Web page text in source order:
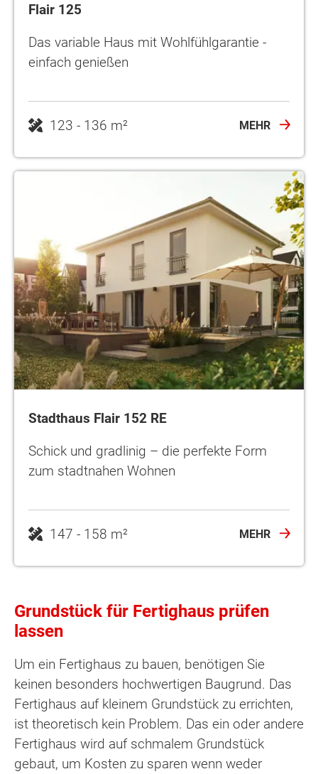
Flair 125
Das variable Haus mit Wohlfühlgarantie -
einfach genießen
123 - 136 m² MEHR
Stadthaus Flair 152 RE
Schick und gradlinig – die perfekte Form
zum stadtnahen Wohnen
MEHR
Grundstück für Fertighaus prüfen
lassen
Um ein Fertighaus zu bauen, benötigen Sie
keinen besonders hochwertigen Baugrund. Das
Fertighaus auf kleinem Grundstück zu errichten,
ist theoretisch kein Problem. Das ein oder andere
Fertighaus wird auf schmalem Grundstück
gebaut, um Kosten zu sparen wenn weder